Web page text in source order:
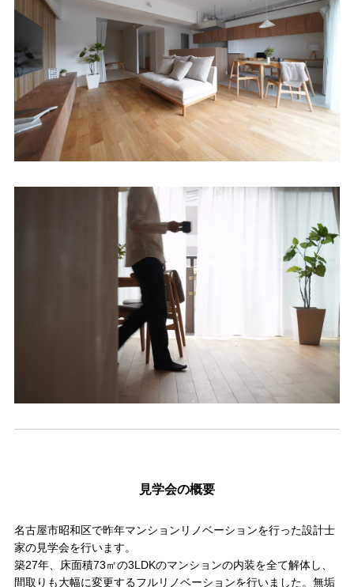
見学会の概要
名古屋市昭和区で昨年マンションリノベーションを行った設計士
家の見学会を行います。
築27年、床面積73㎡の3LDKのマンションの内装を全て解体し、
間取りも大幅に変更するフルリノベーションを行いました。無垢